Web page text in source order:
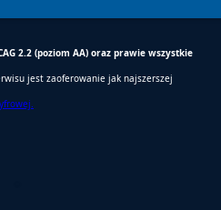
2.2 (poziom AA) oraz prawie wszystkie
jest zaoferowanie jak najszerszej